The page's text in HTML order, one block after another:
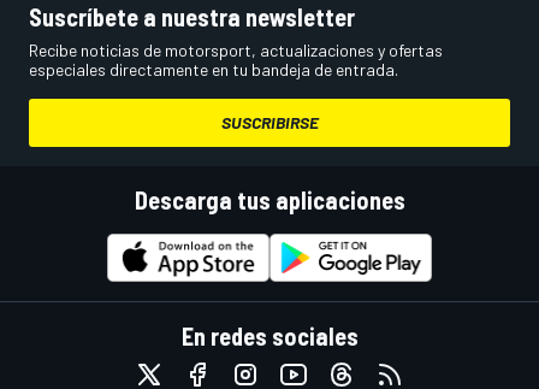
Suscríbete a nuestra newsletter
Recibe noticias de motorsport, actualizaciones y ofertas
especiales directamente en tu bandeja de entrada.
SUSCRIBIRSE
Descarga tus aplicaciones
En redes sociales